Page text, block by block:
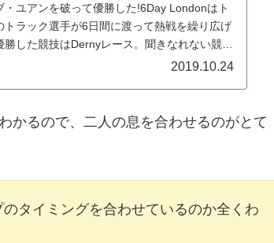
ユアンを破って優勝した!6Day Londonはト
ラック選手が6日間に渡って熱戦を繰り広げ
した競技はDernyレース。聞きなれない競技
2019.10.24
かるので、二人の息を合わせるのがとて
タイミングを合わせているのか全くわ